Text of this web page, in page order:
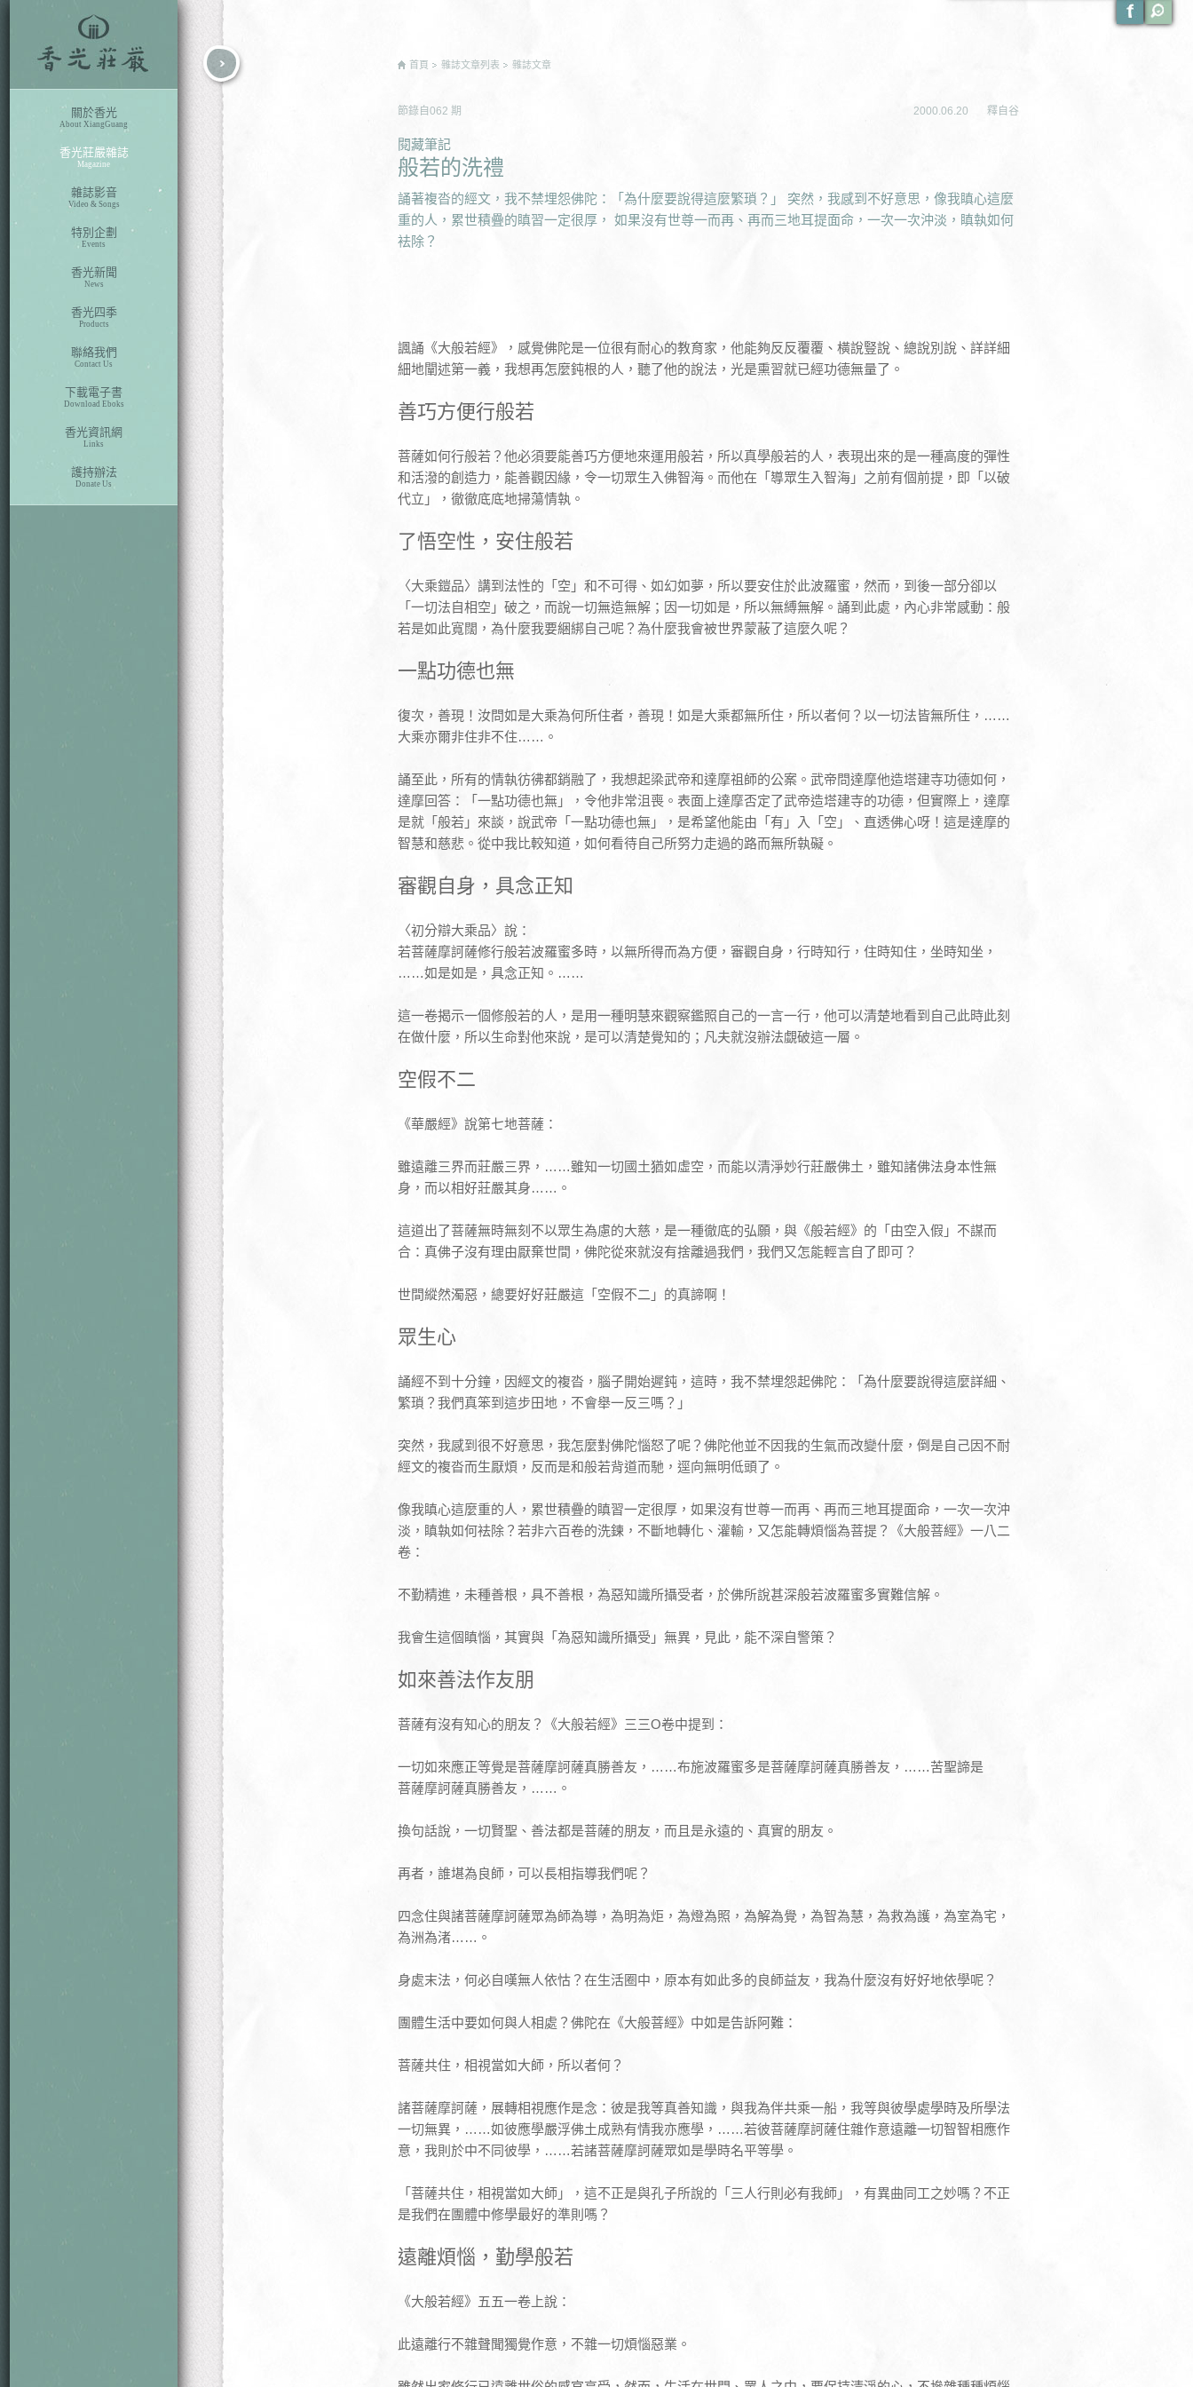
關於香光
About XiangGuang
香光莊嚴雜誌
Magazine
雜誌影音
Video & Songs
特別企劃
Events
香光新聞
News
香光四季
Products
聯絡我們
Contact Us
下載電子書
Download Eboks
香光資訊網
Links
護持辦法
Donate Us
首頁 雜誌文章列表 雜誌文章
節錄自 062 期 2000.06.20 釋自谷
閱藏筆記
般若的洗禮
誦著複沓的經文，我不禁埋怨佛陀：「為什麼要說得這麼繁瑣？」 突然，我感到不好意思，像我瞋心這麼
重的人，累世積疊的瞋習一定很厚， 如果沒有世尊一而再、再而三地耳提面命，一次一次沖淡，瞋執如何
袪除？
諷誦《大般若經》，感覺佛陀是一位很有耐心的教育家，他能夠反反覆覆、橫說豎說、總說別說、詳詳細
細地闡述第一義，我想再怎麼鈍根的人，聽了他的說法，光是熏習就已經功德無量了。
善巧方便行般若
菩薩如何行般若？他必須要能善巧方便地來運用般若，所以真學般若的人，表現出來的是一種高度的彈性
和活潑的創造力，能善觀因緣，令一切眾生入佛智海。而他在「導眾生入智海」之前有個前提，即「以破
代立」，徹徹底底地掃蕩情執。
了悟空性，安住般若
〈大乘鎧品〉講到法性的「空」和不可得、如幻如夢，所以要安住於此波羅蜜，然而，到後一部分卻以
「一切法自相空」破之，而說一切無造無解；因一切如是，所以無縛無解。誦到此處，內心非常感動：般
若是如此寬闊，為什麼我要綑綁自己呢？為什麼我會被世界蒙蔽了這麼久呢？
一點功德也無
復次，善現！汝問如是大乘為何所住者，善現！如是大乘都無所住，所以者何？以一切法皆無所住，……
大乘亦爾非住非不住……。
誦至此，所有的情執彷彿都銷融了，我想起梁武帝和達摩祖師的公案。武帝問達摩他造塔建寺功德如何，
達摩回答：「一點功德也無」，令他非常沮喪。表面上達摩否定了武帝造塔建寺的功德，但實際上，達摩
是就「般若」來談，說武帝「一點功德也無」，是希望他能由「有」入「空」、直透佛心呀！這是達摩的
智慧和慈悲。從中我比較知道，如何看待自己所努力走過的路而無所執礙。
審觀自身，具念正知
〈初分辯大乘品〉說：
若菩薩摩訶薩修行般若波羅蜜多時，以無所得而為方便，審觀自身，行時知行，住時知住，坐時知坐，
……如是如是，具念正知。……
這一卷揭示一個修般若的人，是用一種明慧來觀察鑑照自己的一言一行，他可以清楚地看到自己此時此刻
在做什麼，所以生命對他來說，是可以清楚覺知的；凡夫就沒辦法覷破這一層。
空假不二
《華嚴經》說第七地菩薩：
雖遠離三界而莊嚴三界，……雖知一切國土猶如虛空，而能以清淨妙行莊嚴佛土，雖知諸佛法身本性無
身，而以相好莊嚴其身……。
這道出了菩薩無時無刻不以眾生為慮的大慈，是一種徹底的弘願，與《般若經》的「由空入假」不謀而
合：真佛子沒有理由厭棄世間，佛陀從來就沒有捨離過我們，我們又怎能輕言自了即可？
世間縱然濁惡，總要好好莊嚴這「空假不二」的真諦啊！
眾生心
誦經不到十分鐘，因經文的複沓，腦子開始遲鈍，這時，我不禁埋怨起佛陀：「為什麼要說得這麼詳細、
繁瑣？我們真笨到這步田地，不會舉一反三嗎？」
突然，我感到很不好意思，我怎麼對佛陀惱怒了呢？佛陀他並不因我的生氣而改變什麼，倒是自己因不耐
經文的複沓而生厭煩，反而是和般若背道而馳，逕向無明低頭了。
像我瞋心這麼重的人，累世積疊的瞋習一定很厚，如果沒有世尊一而再、再而三地耳提面命，一次一次沖
淡，瞋執如何袪除？若非六百卷的洗鍊，不斷地轉化、灌輸，又怎能轉煩惱為菩提？《大般菩經》一八二
卷：
不勤精進，未種善根，具不善根，為惡知識所攝受者，於佛所說甚深般若波羅蜜多實難信解。
我會生這個瞋惱，其實與「為惡知識所攝受」無異，見此，能不深自警策？
如來善法作友朋
菩薩有沒有知心的朋友？《大般若經》三三O卷中提到：
一切如來應正等覺是菩薩摩訶薩真勝善友，……布施波羅蜜多是菩薩摩訶薩真勝善友，……苦聖諦是
菩薩摩訶薩真勝善友，……。
換句話說，一切賢聖、善法都是菩薩的朋友，而且是永遠的、真實的朋友。
再者，誰堪為良師，可以長相指導我們呢？
四念住與諸菩薩摩訶薩眾為師為導，為明為炬，為燈為照，為解為覺，為智為慧，為救為護，為室為宅，
為洲為渚……。
身處末法，何必自嘆無人依怙？在生活圈中，原本有如此多的良師益友，我為什麼沒有好好地依學呢？
團體生活中要如何與人相處？佛陀在《大般菩經》中如是告訴阿難：
菩薩共住，相視當如大師，所以者何？
諸菩薩摩訶薩，展轉相視應作是念：彼是我等真善知識，與我為伴共乘一船，我等與彼學處學時及所學法
一切無異，……如彼應學嚴浮佛土成熟有情我亦應學，……若彼菩薩摩訶薩住雜作意遠離一切智智相應作
意，我則於中不同彼學，……若諸菩薩摩訶薩眾如是學時名平等學。
「菩薩共住，相視當如大師」，這不正是與孔子所說的「三人行則必有我師」，有異曲同工之妙嗎？不正
是我們在團體中修學最好的準則嗎？
遠離煩惱，勤學般若
《大般若經》五五一卷上說：
此遠離行不雜聲聞獨覺作意，不雜一切煩惱惡業。